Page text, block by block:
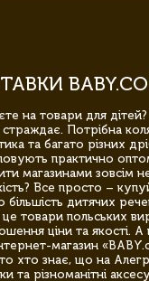
на товари для
Потрібна
та багато різних
практично
магазинами зовсім
Все просто –
дитячих
товари польських
ціни та якості.
магазин
хто знає, що на
та різноманітні